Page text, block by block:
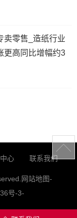
卖零售_造纸行业
更高同比增幅约3
心 联系我们
网站地图-
号-3-